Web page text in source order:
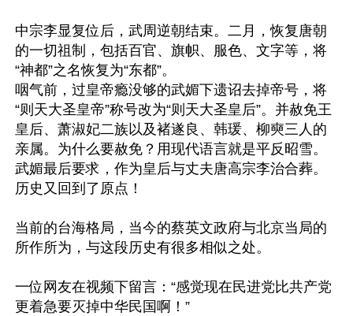
中宗李显复位后，武周逆朝结束。二月，恢复唐朝
的一切祖制，包括百官、旗帜、服色、文字等，将
“神都”之名恢复为“东都”。
咽气前，过皇帝瘾没够的武媚下遗诏去掉帝号，将
“则天大圣皇帝”称号改为“则天大圣皇后”。并赦免王
皇后、萧淑妃二族以及褚遂良、韩瑗、柳奭三人的
亲属。为什么要赦免？用现代语言就是平反昭雪。
武媚最后要求，作为皇后与丈夫唐高宗李治合葬。
历史又回到了原点！
当前的台海格局，当今的蔡英文政府与北京当局的
所作所为，与这段历史有很多相似之处。
一位网友在视频下留言：“感觉现在民进党比共产党
更着急要灭掉中华民国啊！”